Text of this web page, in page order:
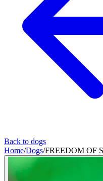
Back to dogs
Home/Dogs/FREEDOM OF